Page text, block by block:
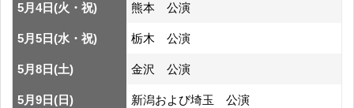
5月4日(火・祝) 熊本 公演
5月5日(水・祝) 栃木 公演
5月8日(土) 金沢 公演
5月9日(日) 新潟および埼玉 公演